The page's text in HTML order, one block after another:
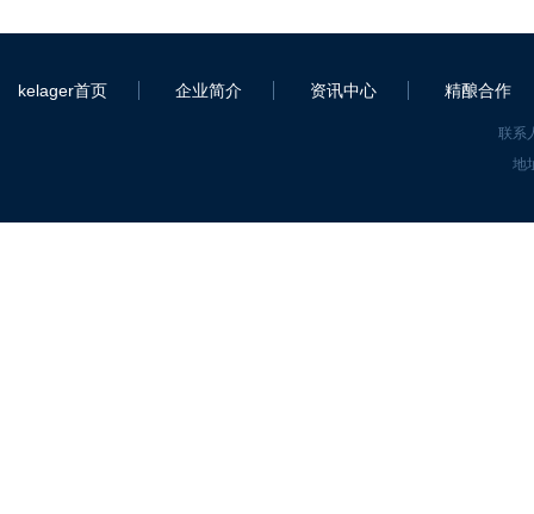
kelager首页 企业简介 资讯中心 精酿合作
联系
地